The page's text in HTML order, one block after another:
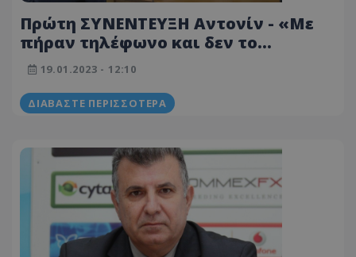
Πρώτη ΣΥΝΕΝΤΕΥΞΗ Αντονίν - «Με
πήραν τηλέφωνο και δεν το
σκέφτηκα καν...» (ΒΙΝΤΕΟ)
19.01.2023 - 12:10
ΔΙΑΒΆΣΤΕ ΠΕΡΙΣΣΌΤΕΡΑ